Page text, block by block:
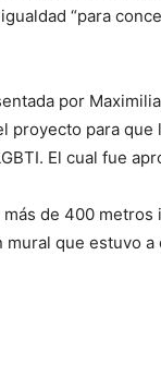
“para
por
proyecto para
El cual fue
de 400
que estuvo